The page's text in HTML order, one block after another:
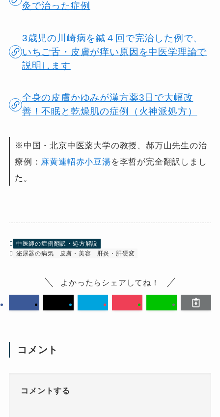
灸で治った症例
3歳児の川崎病を鍼４回で完治した例で、
いちご舌・皮膚が痒い原因を中医学理論で
説明します
全身の皮膚かゆみが漢方薬3日で大幅改
善！不眠と乾燥肌の症例（火神派処方）
※中国・北京中医薬大学の教授、郝万山先生の治
療例： 麻黄連軺赤小豆湯を李哲が完全翻訳しまし
た。
中医師の症例翻訳・処方解説
泌尿器の病気
皮膚・美容 肝炎・肝硬変
よかったらシェアしてね！
コメント
コメントする